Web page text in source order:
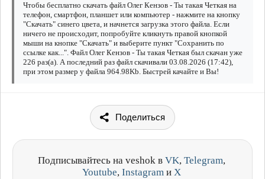
Чтобы бесплатно скачать файл Олег Кензов - Ты такая Четкая на
телефон, смартфон, планшет или компьютер - нажмите на кнопку
"Скачать" синего цвета, и начнется загрузка этого файла. Если
ничего не происходит, попробуйте кликнуть правой кнопкой
мыши на кнопке "Скачать" и выберите пункт "Сохранить по
ссылке как...". Файл Олег Кензов - Ты такая Четкая был скачан уже
226 раз(а). А последний раз файл скачивали 03.08.2026 (17:42),
при этом размер у файла 964.98Kb. Быстрей качайте и Вы!
Поделиться
Подписывайтесь на veshok в VK, Telegram,
Youtube, Instagram и X